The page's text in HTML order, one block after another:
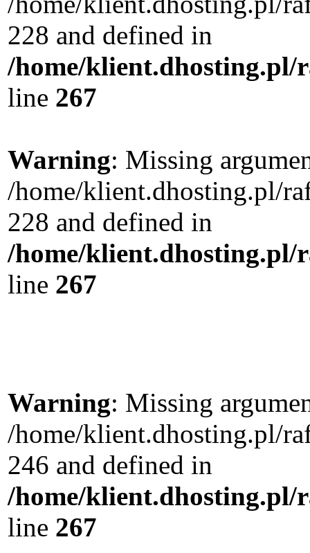
228 and defined in
/home/klient.dhosting.pl/
line 267
Warning: Missing
/home/klient.dhosting.pl/
228 and defined in
/home/klient.dhosting.pl/
line 267
Warning: Missing
/home/klient.dhosting.pl/
246 and defined in
/home/klient.dhosting.pl/
line 267